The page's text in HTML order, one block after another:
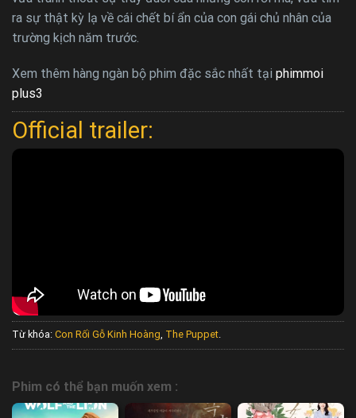
ra sự thật kỳ lạ về cái chết bí ẩn của con gái chủ nhân của
trường kịch năm trước.
Xem thêm hàng ngàn bộ phim đặc sắc nhất tại phimmoi
plus3
Official trailer:
Từ khóa: Con Rối Gỗ Kinh Hoàng, The Puppet.
Phim có thể bạn muốn xem :